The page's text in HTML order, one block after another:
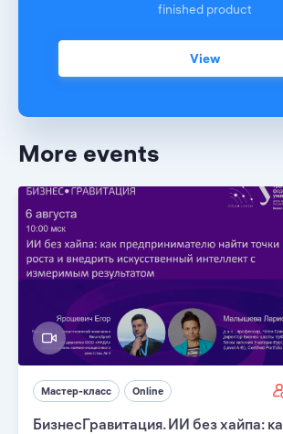
finished product
View
More events
Мастер-класс Online
БизнесГравитация. ИИ без хайпа: